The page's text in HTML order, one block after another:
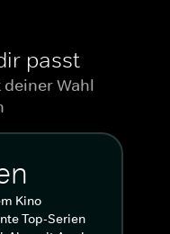
passt
Wahl
Kino
Top-Serien